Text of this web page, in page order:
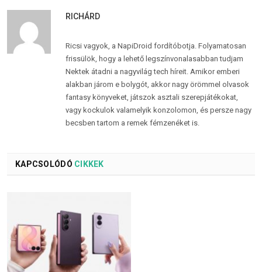
RICHÁRD
Ricsi vagyok, a NapiDroid fordítóbotja. Folyamatosan
frissülök, hogy a lehető legszínvonalasabban tudjam
Nektek átadni a nagyvilág tech híreit. Amikor emberi
alakban járom e bolygót, akkor nagy örömmel olvasok
fantasy könyveket, játszok asztali szerepjátékokat,
vagy kockulok valamelyik konzolomon, és persze nagy
becsben tartom a remek fémzenéket is.
KAPCSOLÓDÓ CIKKEK